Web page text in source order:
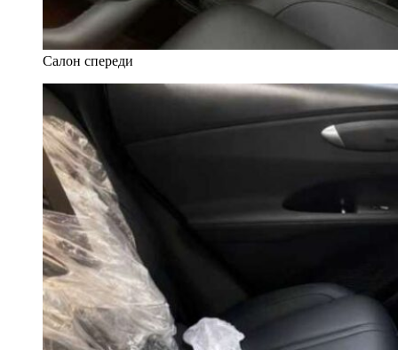
Салон спереди